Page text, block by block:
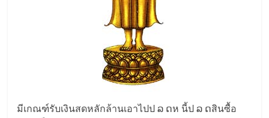
มีเกณฑ์รับเงินสดหลักล้านเอาไปป ລ ດห นี้ป ລ ດสินซื้อ